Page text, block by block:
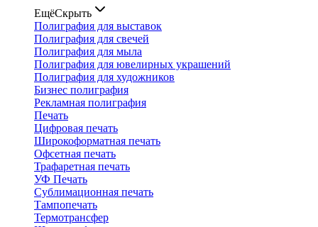
ЕщёСкрыть
Полиграфия для выставок
Полиграфия для свечей
Полиграфия для мыла
Полиграфия для ювелирных украшений
Полиграфия для художников
Бизнес полиграфия
Рекламная полиграфия
Печать
Цифровая печать
Широкоформатная печать
Офсетная печать
Трафаретная печать
УФ Печать
Сублимационная печать
Тампопечать
Термотрансфер